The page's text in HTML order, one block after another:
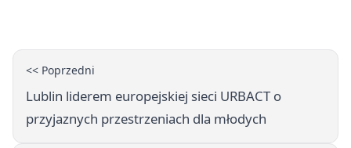
<< Poprzedni
Lublin liderem europejskiej sieci URBACT o
przyjaznych przestrzeniach dla młodych